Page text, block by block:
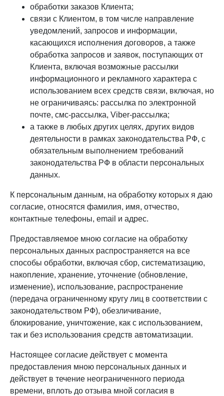
обработки заказов Клиента;
связи с Клиентом, в том числе направление
уведомлений, запросов и информации,
касающихся исполнения договоров, а также
обработка запросов и заявок, поступающих от
Клиента, включая возможные рассылки
информационного и рекламного характера с
использованием всех средств связи, включая, но
не ограничиваясь: рассылка по электронной
почте, смс-рассылка, Viber-рассылка;
а также в любых других целях, других видов
деятельности в рамках законодательства РФ, с
обязательным выполнением требований
законодательства РФ в области персональных
данных.
К персональным данным, на обработку которых я даю
согласие, относятся фамилия, имя, отчество,
контактные телефоны, email и адрес.
Предоставляемое мною согласие на обработку
персональных данных распространяется на все
способы обработки, включая сбор, систематизацию,
накопление, хранение, уточнение (обновление,
изменение), использование, распространение
(передача ограниченному кругу лиц в соответствии с
законодательством РФ), обезличивание,
блокирование, уничтожение, как с использованием,
так и без использования средств автоматизации.
Настоящее согласие действует с момента
предоставления мною персональных данных и
действует в течение неограниченного периода
времени, вплоть до отзыва мной согласия в